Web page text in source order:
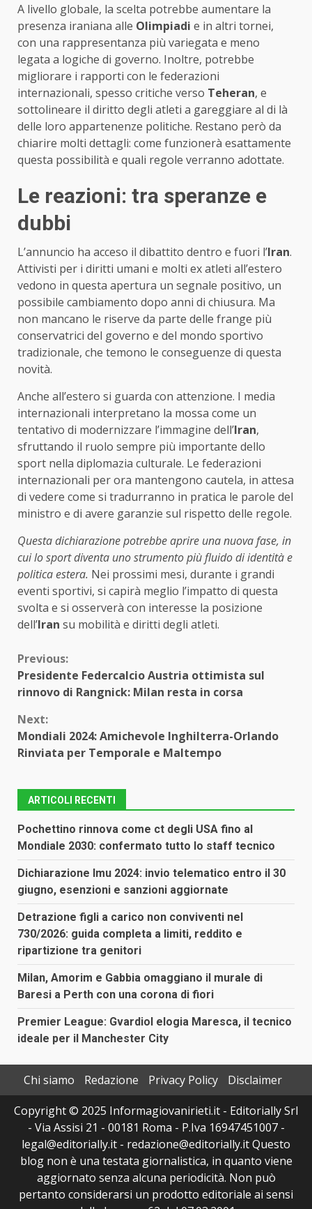
A livello globale, la scelta potrebbe aumentare la
presenza iraniana alle Olimpiadi e in altri tornei,
con una rappresentanza più variegata e meno
legata a logiche di governo. Inoltre, potrebbe
migliorare i rapporti con le federazioni
internazionali, spesso critiche verso Teheran, e
sottolineare il diritto degli atleti a gareggiare al di là
delle loro appartenenze politiche. Restano però da
chiarire molti dettagli: come funzionerà esattamente
questa possibilità e quali regole verranno adottate.
Le reazioni: tra speranze e
dubbi
L’annuncio ha acceso il dibattito dentro e fuori l’Iran.
Attivisti per i diritti umani e molti ex atleti all’estero
vedono in questa apertura un segnale positivo, un
possibile cambiamento dopo anni di chiusura. Ma
non mancano le riserve da parte delle frange più
conservatrici del governo e del mondo sportivo
tradizionale, che temono le conseguenze di questa
novità.
Anche all’estero si guarda con attenzione. I media
internazionali interpretano la mossa come un
tentativo di modernizzare l’immagine dell’Iran,
sfruttando il ruolo sempre più importante dello
sport nella diplomazia culturale. Le federazioni
internazionali per ora mantengono cautela, in attesa
di vedere come si tradurranno in pratica le parole del
ministro e di avere garanzie sul rispetto delle regole.
Questa dichiarazione potrebbe aprire una nuova fase, in
cui lo sport diventa uno strumento più fluido di identità e
politica estera. Nei prossimi mesi, durante i grandi
eventi sportivi, si capirà meglio l’impatto di questa
svolta e si osserverà con interesse la posizione
dell’Iran su mobilità e diritti degli atleti.
Continue
Reading
Previous:
Presidente Federcalcio Austria ottimista sul
rinnovo di Rangnick: Milan resta in corsa
Next:
Mondiali 2024: Amichevole Inghilterra-Orlando
Rinviata per Temporale e Maltempo
ARTICOLI RECENTI
Pochettino rinnova come ct degli USA fino al
Mondiale 2030: confermato tutto lo staff tecnico
Dichiarazione Imu 2024: invio telematico entro il 30
giugno, esenzioni e sanzioni aggiornate
Detrazione figli a carico non conviventi nel
730/2026: guida completa a limiti, reddito e
ripartizione tra genitori
Milan, Amorim e Gabbia omaggiano il murale di
Baresi a Perth con una corona di fiori
Premier League: Gvardiol elogia Maresca, il tecnico
ideale per il Manchester City
Chi siamo Redazione Privacy Policy
Disclaimer
Copyright © 2025 Informagiovanirieti.it - Editorially Srl
- Via Assisi 21 - 00181 Roma - P.Iva 16947451007 -
legal@editorially.it - redazione@editorially.it Questo
blog non è una testata giornalistica, in quanto viene
aggiornato senza alcuna periodicità. Non può
pertanto considerarsi un prodotto editoriale ai sensi